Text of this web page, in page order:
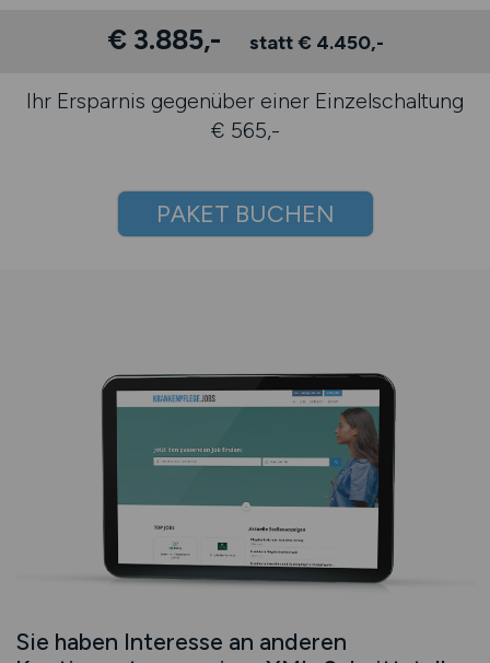
€ 3.885,- statt € 4.450,-
Ihr Ersparnis gegenüber einer Einzelschaltung
€ 565,-
PAKET BUCHEN
Sie haben Interesse an anderen